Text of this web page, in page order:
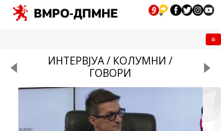
ИНТЕРВЈУА / КОЛУМНИ /
ГОВОРИ